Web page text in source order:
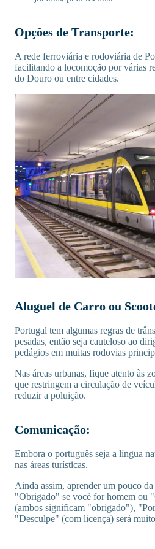
Opções de Transporte:
A rede ferroviária e rodoviária de
facilitando a locomoção por várias
do Douro ou entre cidades.
Aluguel de Carro ou
Portugal tem algumas regras de
pesadas, então seja cauteloso ao
pedágios em muitas rodovias
Nas áreas urbanas, fique atento às
que restringem a circulação de
reduzir a poluição.
Comunicação:
Embora o português seja a língua
nas áreas turísticas.
Ainda assim, aprender um pouco
"Obrigado" se você for homem ou
(ambos significam "obrigado"),
"Desculpe" (com licença) será